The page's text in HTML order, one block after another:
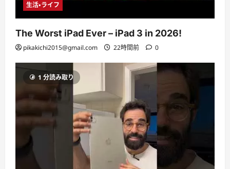
生活・ライフ
The Worst iPad Ever – iPad 3 in 2026!
pikakichi2015@gmail.com 22時間前 0
1 分読み取り